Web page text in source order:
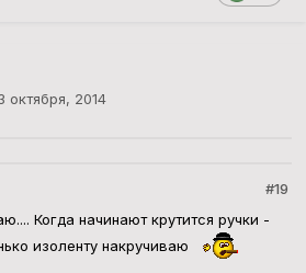
октября, 2014
#19
Когда начинают крутится ручки -
изоленту накручиваю